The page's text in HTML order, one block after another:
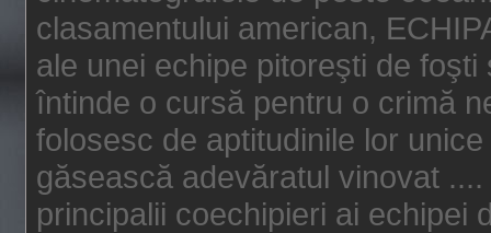
clasamentului american,
ale unei echipe pitoreşti de
întinde o cursă pentru o crimă
folosesc de aptitudinile lor
găsească adevăratul vinovat
principalii coechipieri ai echipei